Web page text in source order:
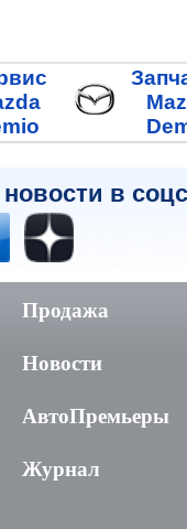
в
Продажа
Новости
АвтоПремьеры
Журнал